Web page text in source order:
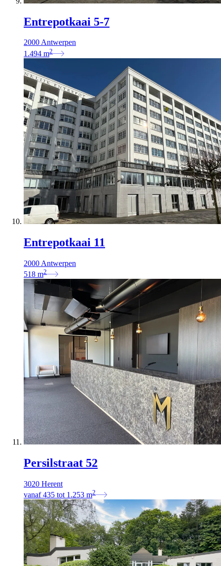
Entrepotkaai 5-7
2000 Antwerpen
1.494 m2
Entrepotkaai 11
2000 Antwerpen
518 m2
Persilstraat 52
3020 Herent
vanaf 435 tot 1.253 m2